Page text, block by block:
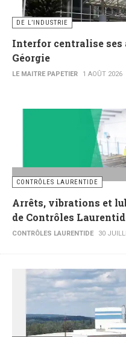
DE L’INDUSTRIE
Interfor centralise
Géorgie
LE MAITRE PAPETIER 1 AOÛT 2026
CONTRÔLES LAURENTIDE
Arrêts, vibrations et
de Contrôles
CONTRÔLES LAURENTIDE 30